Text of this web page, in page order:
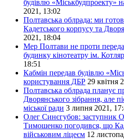
будівлю «Міськбудпроекту»
2021, 13:02
Полтавська облрада: ми
Кадетського корпусу та
2021, 18:04
Мер Полтави не проти
будинку кінотеатру ім.
18:51
Кабмін передав будівлю
користування ДБР 29 квітня
Полтавська облрада планує
Дворянського зібрання, але
міської ради 3 липня 2021,
Олег Синєгубов: заступник
Тимошенко погодився, що
військовим ліцеєм 12